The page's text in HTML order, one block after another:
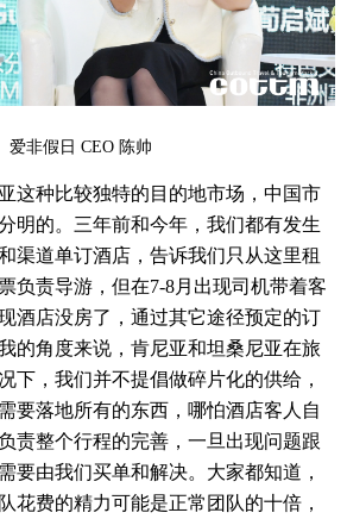
爱非假日 CEO 陈帅
这种比较独特的目的地市场，中国市
明的。三年前和今年，我们都有发生
渠道单订酒店，告诉我们只从这里租
负责导游，但在7-8月出现司机带着客
酒店没房了，通过其它途径预定的订
的角度来说，肯尼亚和坦桑尼亚在旅
下，我们并不提倡做碎片化的供给，
要落地所有的东西，哪怕酒店客人自
责整个行程的完善，一旦出现问题跟
要由我们买单和解决。大家都知道，
花费的精力可能是正常团队的十倍，